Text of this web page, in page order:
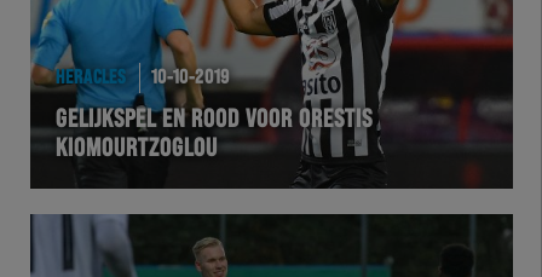
HERACLES 10-10-2019
GELIJKSPEL EN ROOD VOOR ORESTIS
KIOMOURTZOGLOU